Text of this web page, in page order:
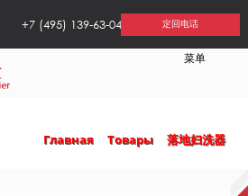
菜单
定回电话
+7 (495) 139-63-04
Главная Товары 落地妇洗器